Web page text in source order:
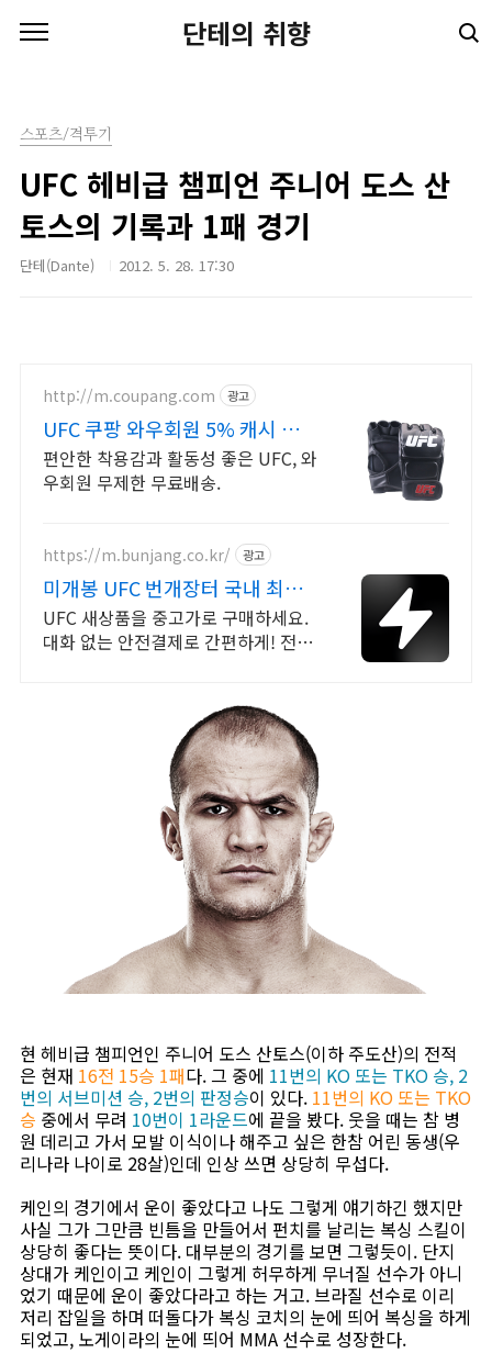
단테의 취향
스포츠/격투기
UFC 헤비급 챔피언 주니어 도스 산
토스의 기록과 1패 경기
단테(Dante) 2012. 5. 28. 17:30
http://m.coupang.com 광고
UFC 쿠팡 와우회원 5% 캐시 적
립
편안한 착용감과 활동성 좋은 UFC, 와
우회원 무제한 무료배송.
https://m.bunjang.co.kr/ 광고
미개봉 UFC 번개장터 국내 최대
브랜드 중고거래
UFC 새상품을 중고가로 구매하세요.
대화 없는 안전결제로 간편하게! 전국
현 헤비급 챔피언인 주니어 도스 산토스(이하 주도산)의 전적
은 현재 16전 15승 1패다. 그 중에 11번의 KO 또는 TKO 승, 2
번의 서브미션 승, 2번의 판정승이 있다. 11번의 KO 또는 TKO
승 중에서 무려 10번이 1라운드에 끝을 봤다. 웃을 때는 참 병
원 데리고 가서 모발 이식이나 해주고 싶은 한참 어린 동생(우
리나라 나이로 28살)인데 인상 쓰면 상당히 무섭다.
케인의 경기에서 운이 좋았다고 나도 그렇게 얘기하긴 했지만
사실 그가 그만큼 빈틈을 만들어서 펀치를 날리는 복싱 스킬이
상당히 좋다는 뜻이다. 대부분의 경기를 보면 그렇듯이. 단지
상대가 케인이고 케인이 그렇게 허무하게 무너질 선수가 아니
었기 때문에 운이 좋았다라고 하는 거고. 브라질 선수로 이리
저리 잡일을 하며 떠돌다가 복싱 코치의 눈에 띄어 복싱을 하게
되었고, 노게이라의 눈에 띄어 MMA 선수로 성장한다.